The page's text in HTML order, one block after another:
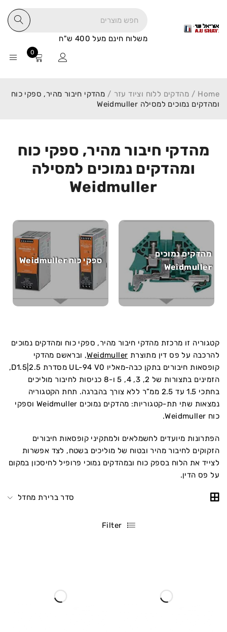
משלוח חינם מעל 400 ש"ח
0
מהדקי חיבור מהיר, ספקי כוח
ומהדקים נמוכים למסילה
Weidmuller
Home
/ מהדקים ללוח וציוד עזר / מהדקי חיבור מהיר, ספקי כוח
ומהדקים נמוכים למסילה Weidmuller
מהדקים נמוכים
Weidmuller
ספקי כוח Weidmuller
קטגוריה זו מרכזת מהדקי חיבור מהיר, ספקי כוח ומהדקים נמוכים
להרכבה על פס דין מתוצרת Weidmuller, ובראשם מהדקי
קופסאות חיבורים בתקן כבה-מאליו UL-94 V0 מסדרת D1.5|2.5,
הזמינים בתצורות של 2, 3, 4, 5 ו-8 כניסות לחיבור מוליכים
בחתכי 1.5 עד 2.5 ממ”ר ללא צורך בהברגה. תחת הקטגוריה
נמצאות שתי תת-קטגוריות: מהדקים נמוכים Weidmuller וספקי
כוח Weidmuller.
הפתרונות מיועדים לחשמלאים ולמתקיני קופסאות חיבורים
הזקוקים לחיבור מהיר ובטוח של מוליכים בשטח, לצד אפשרות
לצייד את הלוח בספק כוח ובמהדקים נמוכי פרופיל לחיסכון במקום
על פס הדין.
סדר ברירת מחדל
Filter